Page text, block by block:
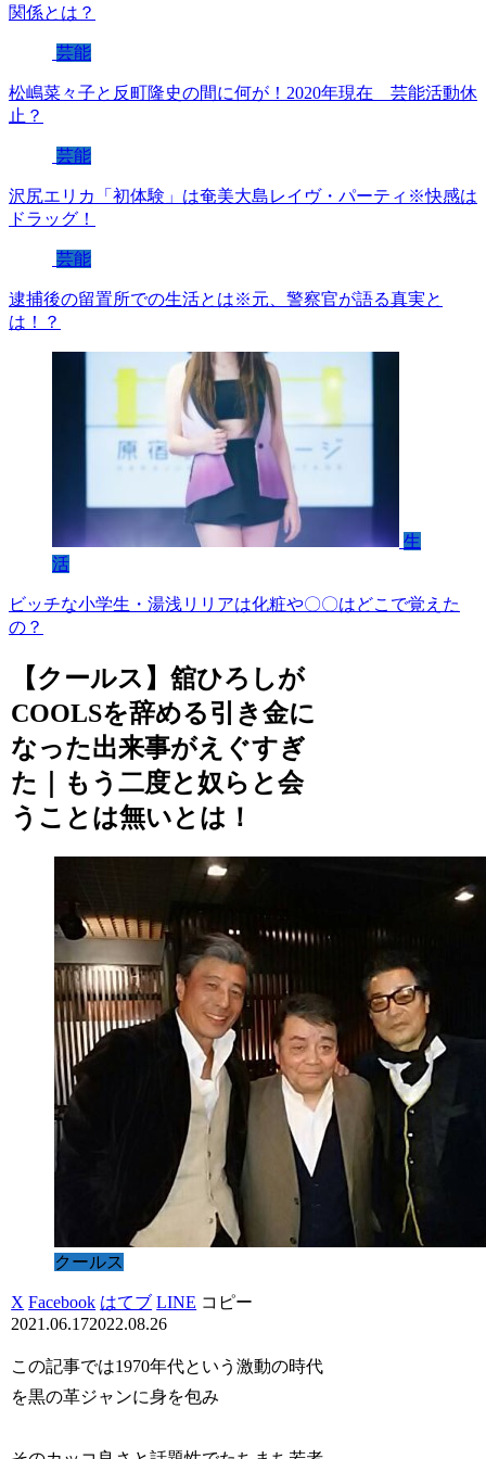
関係とは？
芸能
松嶋菜々子と反町隆史の間に何が！2020年現在 芸能活動休
止？
芸能
沢尻エリカ「初体験」は奄美大島レイヴ・パーティ※快感は
ドラッグ！
芸能
逮捕後の留置所での生活とは※元、警察官が語る真実と
は！？
生
活
ビッチな小学生・湯浅リリアは化粧や〇〇はどこで覚えた
の？
【クールス】舘ひろしが
COOLSを辞める引き金に
なった出来事がえぐすぎ
た｜もう二度と奴らと会
うことは無いとは！
クールス
X Facebook はてブ LINE コピー
2021.06.172022.08.26
この記事では1970年代という激動の時代
を黒の革ジャンに身を包み